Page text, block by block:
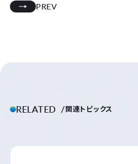
PREV
RELATED 関連トピックス